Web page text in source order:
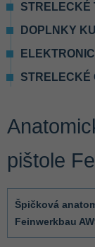
STRELECKÉ
DOPLNKY
STRELECKÉ
pištole
Špičková
Feinwerkbau